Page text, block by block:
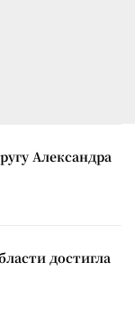
Александра
достигла